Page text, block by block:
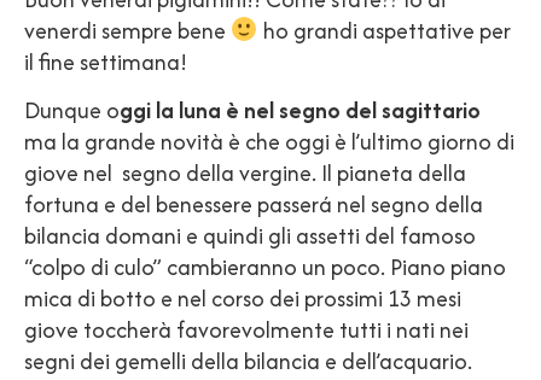
venerdi sempre bene
ho grandi aspettative per
il fine settimana!
Dunque oggi la luna è nel segno del sagittario
ma la grande novità è che oggi è l’ultimo giorno di
giove nel segno della vergine. Il pianeta della
fortuna e del benessere passerá nel segno della
bilancia domani e quindi gli assetti del famoso
“colpo di culo” cambieranno un poco. Piano piano
mica di botto e nel corso dei prossimi 13 mesi
giove toccherà favorevolmente tutti i nati nei
segni dei gemelli della bilancia e dell’acquario.